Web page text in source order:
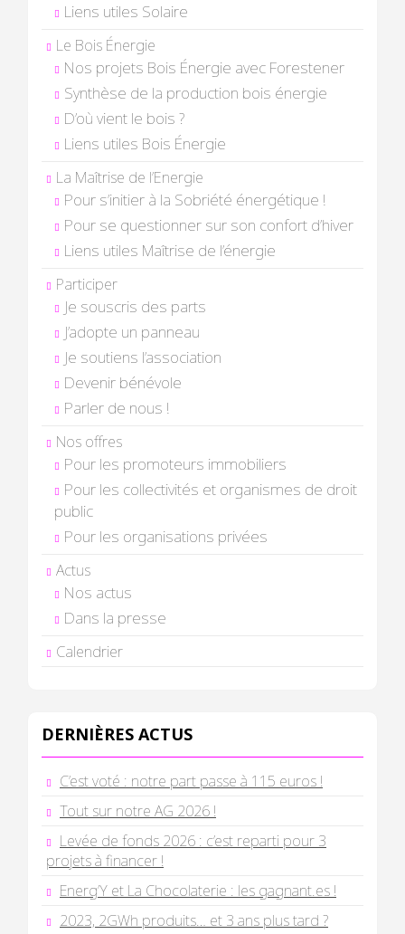
Liens utiles Solaire
Le Bois Énergie
Nos projets Bois Énergie avec Forestener
Synthèse de la production bois énergie
D’où vient le bois ?
Liens utiles Bois Énergie
La Maîtrise de l’Energie
Pour s’initier à la Sobriété énergétique !
Pour se questionner sur son confort d’hiver
Liens utiles Maîtrise de l’énergie
Participer
Je souscris des parts
J’adopte un panneau
Je soutiens l’association
Devenir bénévole
Parler de nous !
Nos offres
Pour les promoteurs immobiliers
Pour les collectivités et organismes de droit
public
Pour les organisations privées
Actus
Nos actus
Dans la presse
Calendrier
DERNIÈRES ACTUS
C’est voté : notre part passe à 115 euros !
Tout sur notre AG 2026 !
Levée de fonds 2026 : c’est reparti pour 3
projets à financer !
Energ’Y et La Chocolaterie : les gagnant.es !
2023, 2GWh produits… et 3 ans plus tard ?